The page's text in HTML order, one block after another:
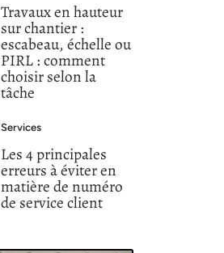
Travaux en hauteur
sur chantier :
escabeau, échelle ou
PIRL : comment
choisir selon la
tâche
Services
Les 4 principales
erreurs à éviter en
matière de numéro
de service client